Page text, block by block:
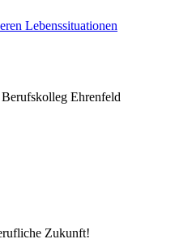
Lebenssituationen
Zukunft!